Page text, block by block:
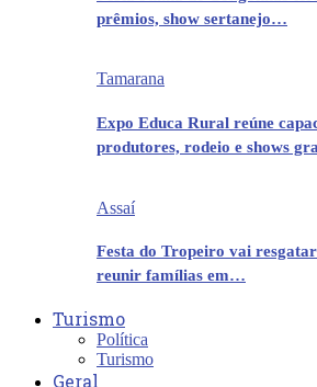
prêmios, show sertanejo…
Tamarana
Expo Educa Rural reúne
produtores, rodeio e shows
Assaí
Festa do Tropeiro vai
reunir famílias em…
Turismo
Política
Turismo
Geral